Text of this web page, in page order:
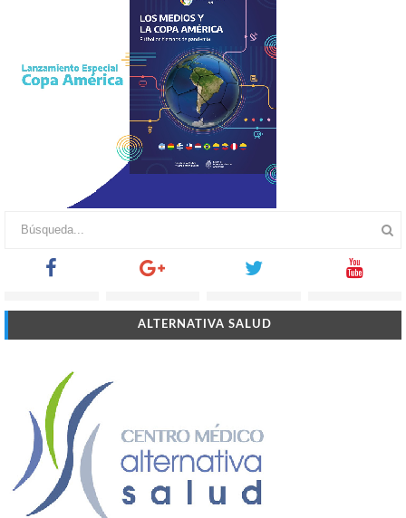
ALTERNATIVA SALUD